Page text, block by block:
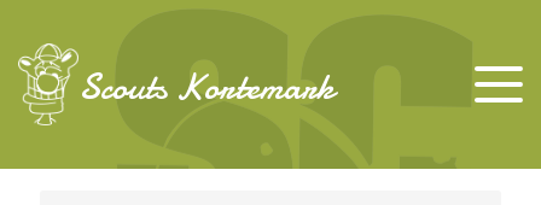
Scouts Kortemark
TAKKEN